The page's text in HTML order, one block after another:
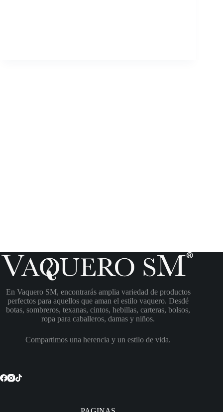
En Vaquero SM, encontrarás amplia variedad de productos
perfectos para aquellos que aman el estilo vaquero. Desdé
botas, sombreros, texanas, cintos, hebillas, carteras, bolsos,
ropa para caballeros, damas y niños.
Compartimos una herencia y un estilo de vida.